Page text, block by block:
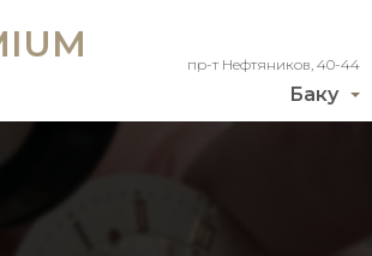
Баку
пр-т Нефтяников, 40-44